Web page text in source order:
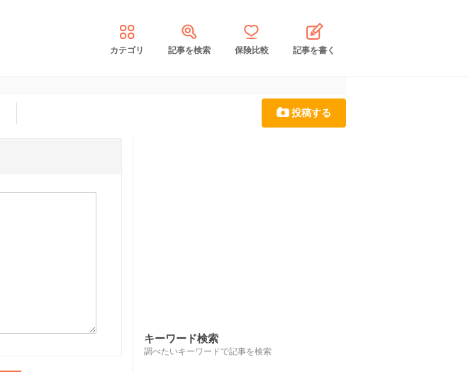
カテゴリ 記事を検索 保険比較 記事を書く
投稿する
キーワード検索
調べたいキーワードで記事を検索